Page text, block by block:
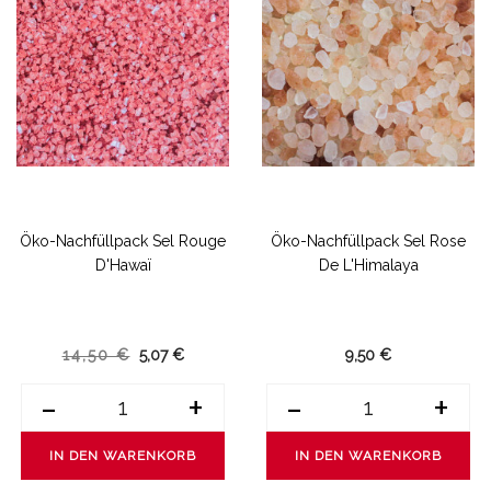
Öko-Nachfüllpack Sel Rouge
D'Hawaï
14,50 € 5,07 €
- +
IN DEN WARENKORB
Öko-Nachfüllpack Sel Rose
De L'Himalaya
9,50 €
- +
IN DEN WARENKORB